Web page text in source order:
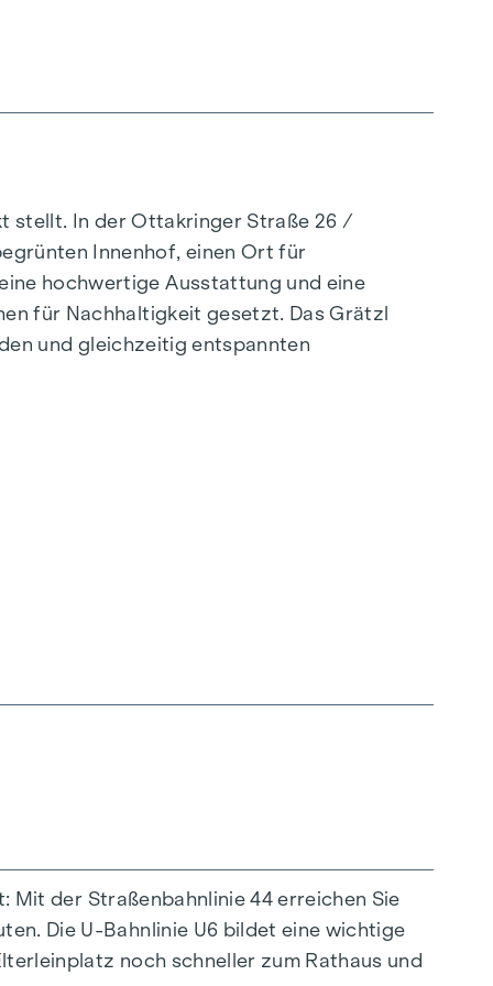
stellt. In der Ottakringer Straße 26 /
Innenhof, einen Ort für
hochwertige Ausstattung und eine
für Nachhaltigkeit gesetzt. Das Grätzl
und gleichzeitig entspannten
und Wohnungsgrößen für jede
sowie die hochwertige
die durch Fernwärme betrieben wird,
sorgen zusätzlich installierte
der Straßenbahnlinie 44 erreichen Sie
Die U-Bahnlinie U6 bildet eine wichtige
noch schneller zum Rathaus und